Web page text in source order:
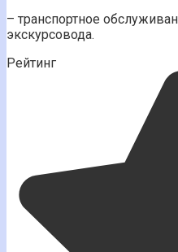
– транспортное
экскурсовода.
Рейтинг